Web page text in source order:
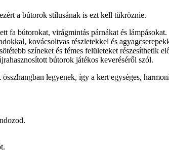
a bútorok stílusának is ezt kell tükröznie.
fa bútorokat, virágmintás párnákat és lámpásokat.
kovácsoltvas részletekkel és
színeket és fémes felületeket részesíthetik
bútorok játékos keveréséről szól.
legyenek, így a kert egységes,